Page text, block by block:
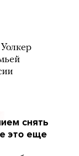
снять
это еще